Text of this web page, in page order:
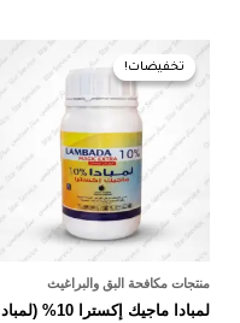
تخفيضات!
تخفيضات!
منتجات مكافحة البق والبراغيث
لمبادا ماجيك إكسترا 10% (لمبادا
السعر
الأصلي
هو:
155,00 EGP.
السعر
هو: